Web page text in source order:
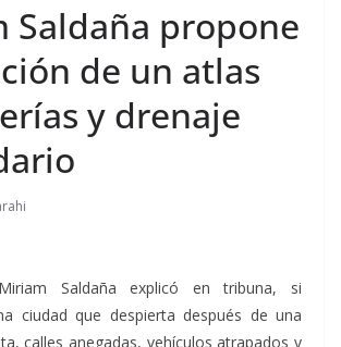
Saldaña propone
de un atlas
y drenaje
Saldaña explicó en tribuna, si
ciudad que despierta después de una
calles anegadas, vehículos atrapados y